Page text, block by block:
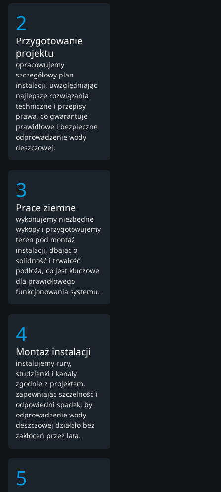
2
Przygotowanie
projektu
opracowujemy
szczegółowy plan
instalacji, uwzględniając
najlepsze rozwiązania
techniczne i przepisy
prawa, co gwarantuje
prawidłowe i bezpieczne
odprowadzenie wody
deszczowej.
3
Prace ziemne
wykonujemy niezbędne
wykopy i przygotowujemy
teren pod montaż
instalacji, dbając o
solidność i trwałość
podłoża, co jest kluczowe
dla prawidłowego
funkcjonowania systemu.
4
Montaż instalacji
instalujemy rury,
studzienki i kanały
zgodnie z projektem,
zapewniając szczelność i
odpowiedni spadek, by
odprowadzenie wody
deszczowej działało bez
zakłóceń przez lata.
5